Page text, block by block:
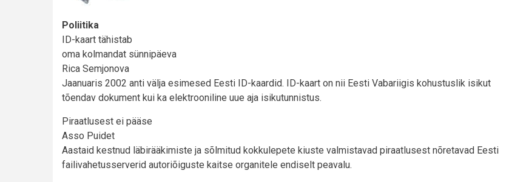
Poliitika
ID-kaart tähistab
oma kolmandat sünnipäeva
Rica Semjonova
Jaanuaris 2002 anti välja esimesed Eesti ID-kaardid. ID-kaart on nii Eesti Vabariigis kohustuslik isikut
tõendav dokument kui ka elektrooniline uue aja isikutunnistus.
Piraatlusest ei pääse
Asso Puidet
Aastaid kestnud läbirääkimiste ja sõlmitud kokkulepete kiuste valmistavad piraatlusest nõretavad Eesti
failivahetusserverid autoriõiguste kaitse organitele endiselt peavalu.